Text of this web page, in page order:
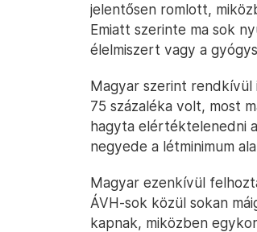
jelentősen romlott,
Emiatt szerinte ma sok
élelmiszert vagy a
Magyar szerint rendkívül
75 százaléka volt, most
hagyta elértéktelenedni
negyede a létminimum
Magyar ezenkívül
ÁVH-sok közül sokan
kapnak, miközben